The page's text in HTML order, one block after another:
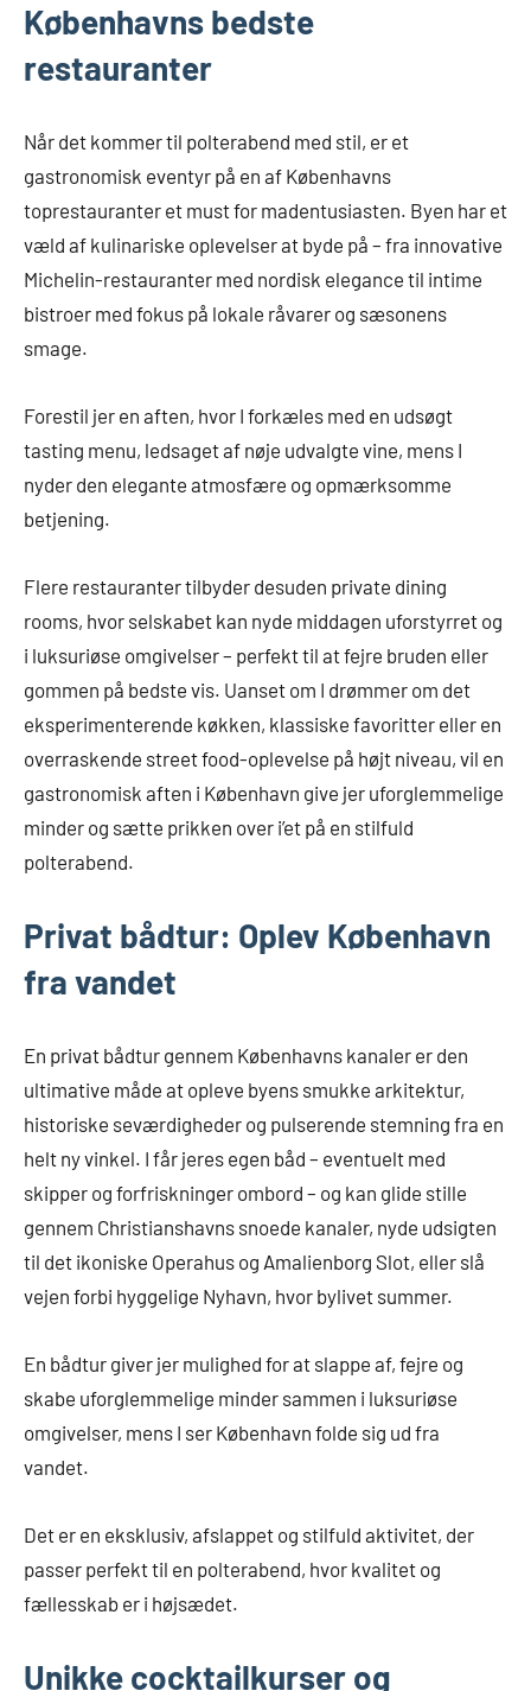
Københavns bedste
restauranter
Når det kommer til polterabend med stil, er et
gastronomisk eventyr på en af Københavns
toprestauranter et must for madentusiasten. Byen har et
væld af kulinariske oplevelser at byde på – fra innovative
Michelin-restauranter med nordisk elegance til intime
bistroer med fokus på lokale råvarer og sæsonens
smage.
Forestil jer en aften, hvor I forkæles med en udsøgt
tasting menu, ledsaget af nøje udvalgte vine, mens I
nyder den elegante atmosfære og opmærksomme
betjening.
Flere restauranter tilbyder desuden private dining
rooms, hvor selskabet kan nyde middagen uforstyrret og
i luksuriøse omgivelser – perfekt til at fejre bruden eller
gommen på bedste vis. Uanset om I drømmer om det
eksperimenterende køkken, klassiske favoritter eller en
overraskende street food-oplevelse på højt niveau, vil en
gastronomisk aften i København give jer uforglemmelige
minder og sætte prikken over i’et på en stilfuld
polterabend.
Privat bådtur: Oplev København
fra vandet
En privat bådtur gennem Københavns kanaler er den
ultimative måde at opleve byens smukke arkitektur,
historiske seværdigheder og pulserende stemning fra en
helt ny vinkel. I får jeres egen båd – eventuelt med
skipper og forfriskninger ombord – og kan glide stille
gennem Christianshavns snoede kanaler, nyde udsigten
til det ikoniske Operahus og Amalienborg Slot, eller slå
vejen forbi hyggelige Nyhavn, hvor bylivet summer.
En bådtur giver jer mulighed for at slappe af, fejre og
skabe uforglemmelige minder sammen i luksuriøse
omgivelser, mens I ser København folde sig ud fra
vandet.
Det er en eksklusiv, afslappet og stilfuld aktivitet, der
passer perfekt til en polterabend, hvor kvalitet og
fællesskab er i højsædet.
Unikke cocktailkurser og